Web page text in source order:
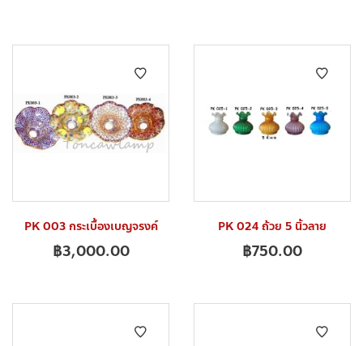
PK 003 กระเบื้องเบญจรงค์
฿3,000.00
PK 024 ถ้วย 5 นิ้วลาย
฿750.00